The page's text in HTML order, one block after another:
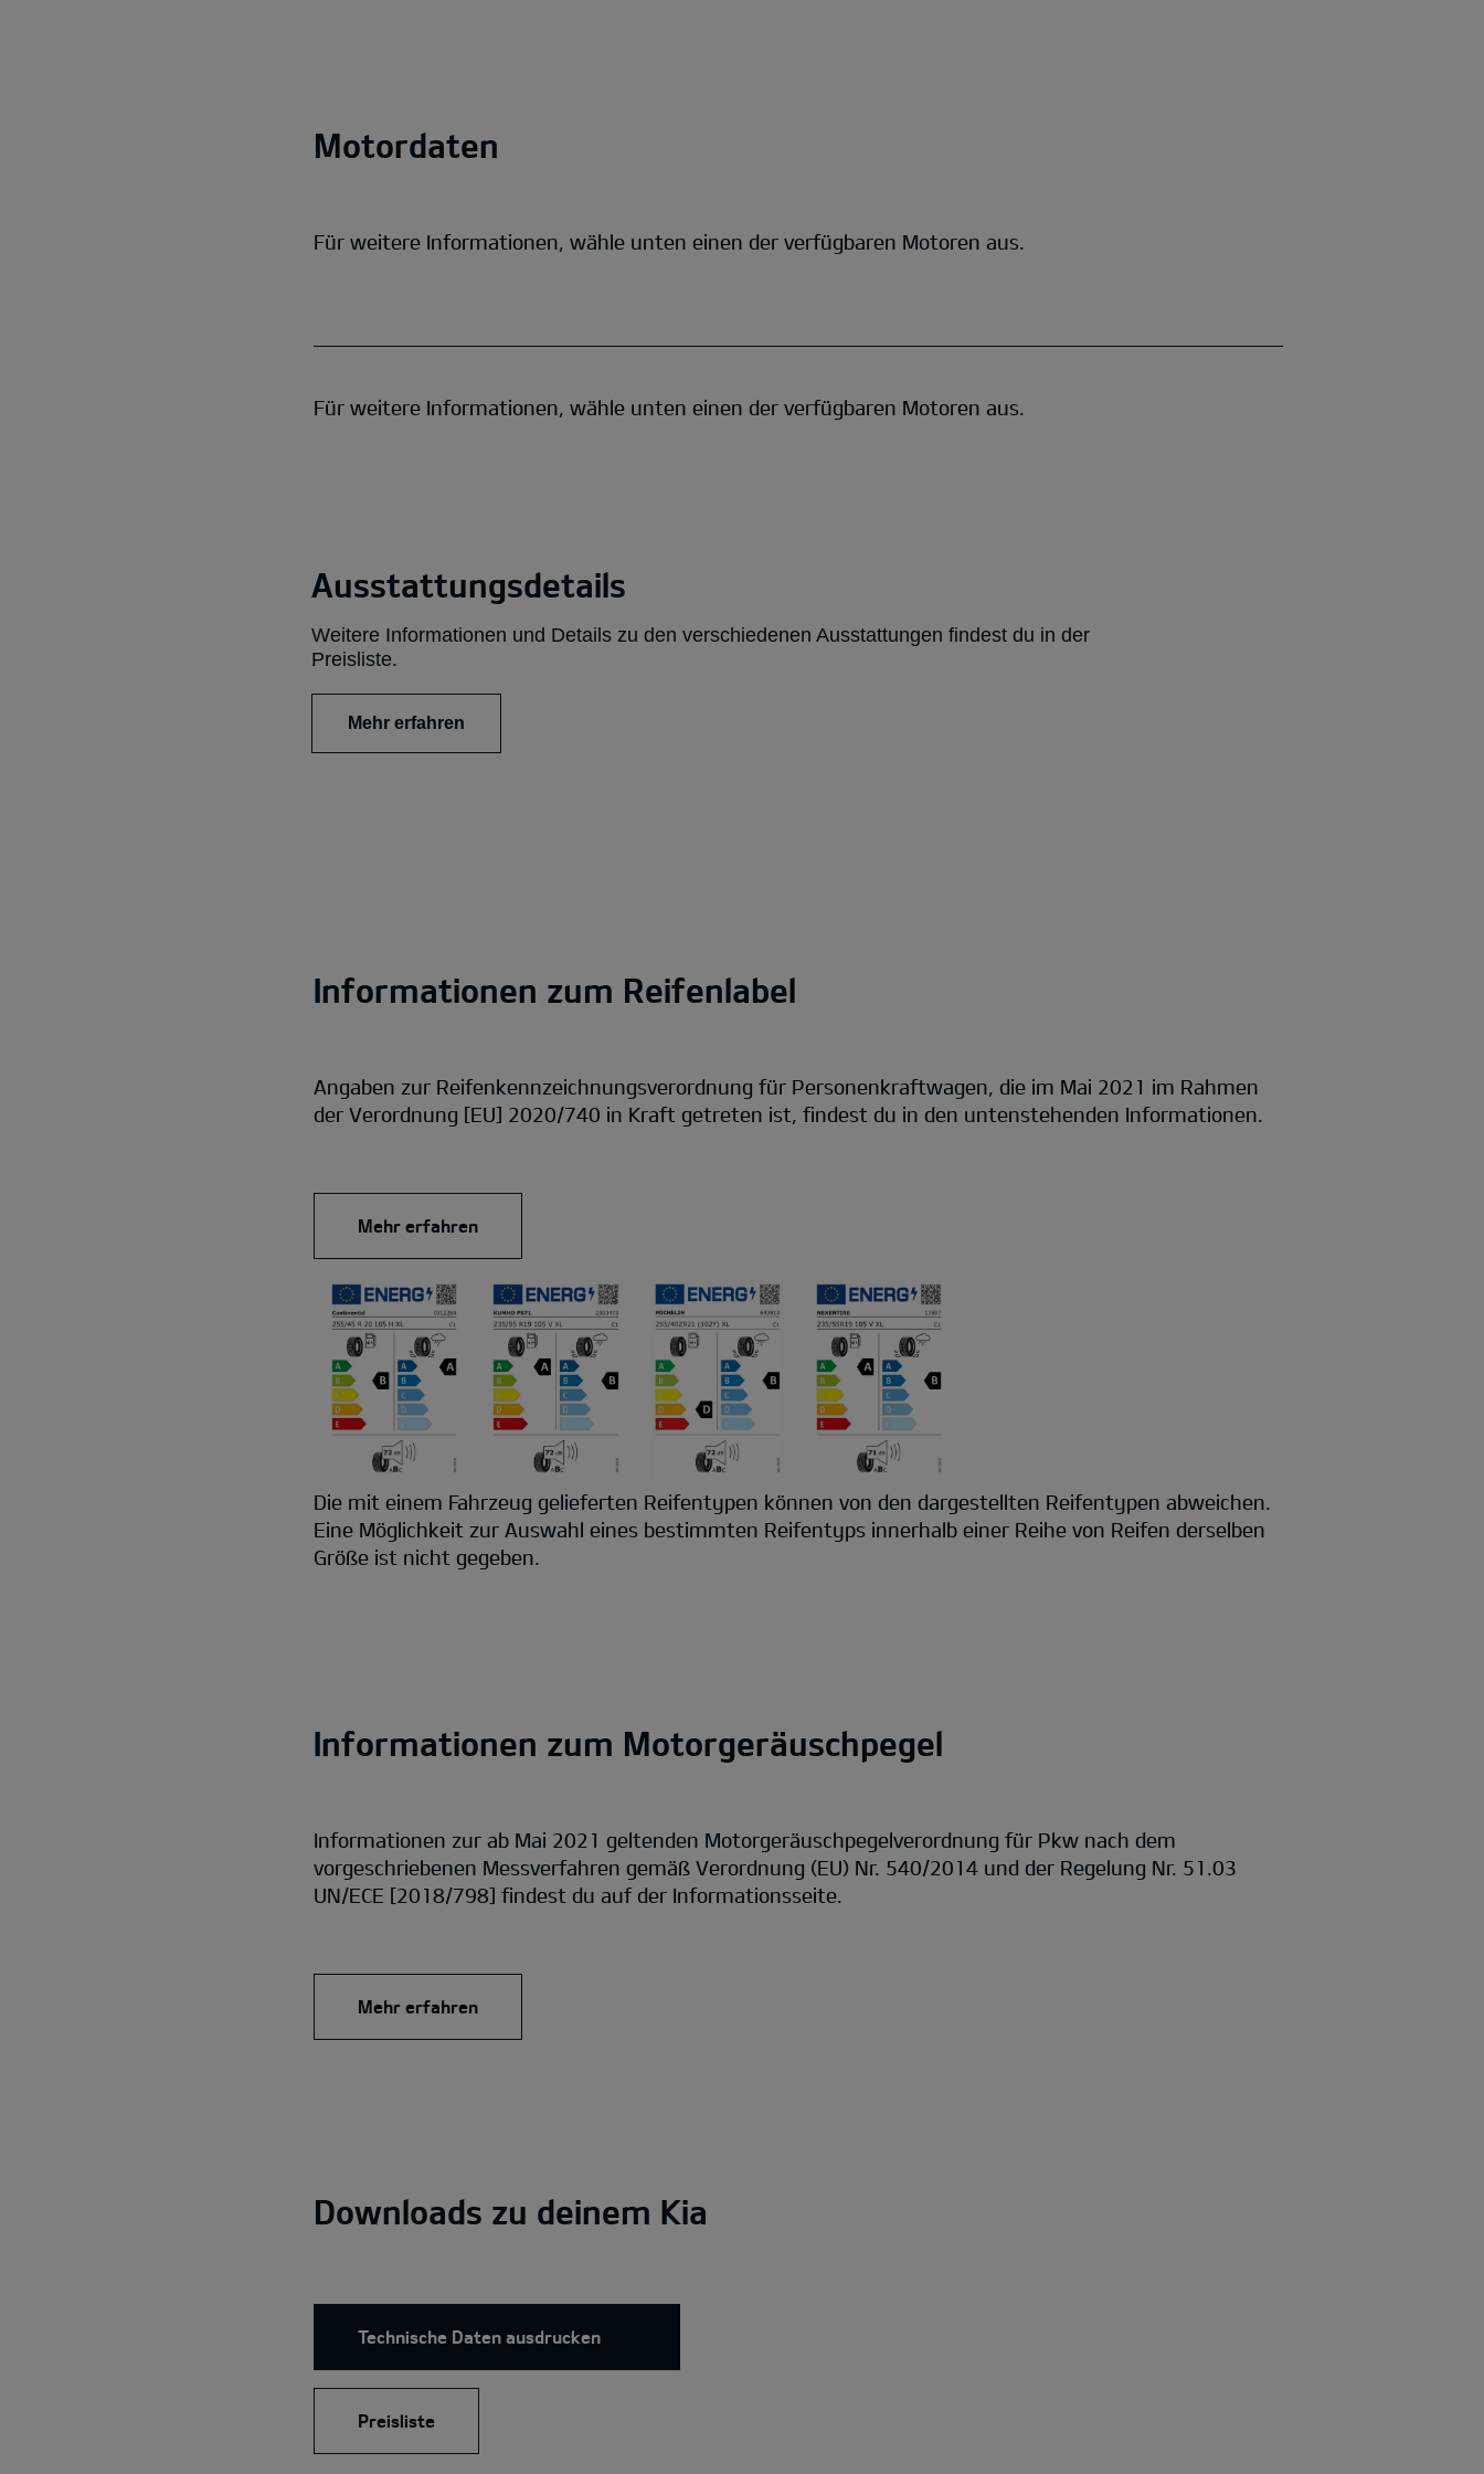
Motordaten
Für weitere Informationen, wähle unten einen der verfügbaren Motoren aus.
Für weitere Informationen, wähle unten einen der verfügbaren Motoren aus.
Ausstattungsdetails
Weitere Informationen und Details zu den verschiedenen Ausstattungen findest du in der
Preisliste.
Mehr erfahren
Informationen zum Reifenlabel
Angaben zur Reifenkennzeichnungsverordnung für Personenkraftwagen, die im Mai 2021 im Rahmen
der Verordnung [EU] 2020/740 in Kraft getreten ist, findest du in den untenstehenden Informationen.
Mehr erfahren
Die mit einem Fahrzeug gelieferten Reifentypen können von den dargestellten Reifentypen abweichen.
Eine Möglichkeit zur Auswahl eines bestimmten Reifentyps innerhalb einer Reihe von Reifen derselben
Größe ist nicht gegeben.
Informationen zum Motorgeräuschpegel
Informationen zur ab Mai 2021 geltenden Motorgeräuschpegelverordnung für Pkw nach dem
vorgeschriebenen Messverfahren gemäß Verordnung (EU) Nr. 540/2014 und der Regelung Nr. 51.03
UN/ECE [2018/798] findest du auf der Informationsseite.
Mehr erfahren
Downloads zu deinem Kia
Technische Daten ausdrucken
Preisliste